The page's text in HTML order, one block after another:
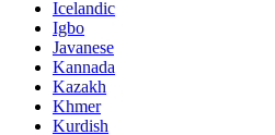
Icelandic
Igbo
Javanese
Kannada
Kazakh
Khmer
Kurdish